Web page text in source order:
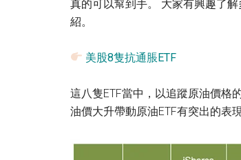
真的可以幫到手。 大家有興趣了
紹。
美股8隻抗通脹ETF
這八隻ETF當中，以追蹤原油價格
油價大升帶動原油ETF有突出的表